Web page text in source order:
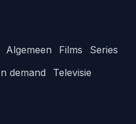
Algemeen Films
Series
demand
Televisie